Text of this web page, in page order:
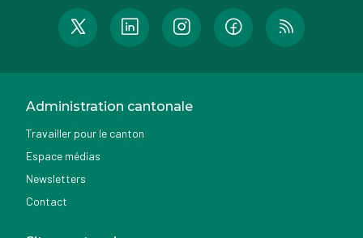
Administration cantonale
Travailler pour le canton
Espace médias
Newsletters
Contact